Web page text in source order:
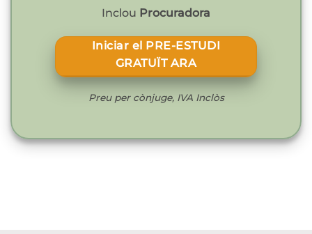
Inclou Procuradora
Iniciar el PRE-ESTUDI
GRATUÏT ARA
Preu per cònjuge, IVA Inclòs